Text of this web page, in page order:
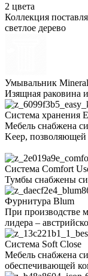
2 цвета
Коллекция
светлое дерево
Умывальник Mineral
Изящная раковина
Система хранения
Мебель снабжена
Keep, позволяющей
Система Comfort
Тумбы снабжены
Фурнитура Blum
При производстве
лидера –
Система Soft Close
Мебель снабжена
обеспечивающей